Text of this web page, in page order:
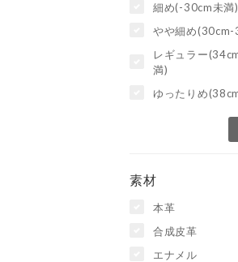
細め(-30cm未満)
やや細め(30cm-
レギュラー
満)
ゆったりめ
素材
本革
合成皮革
エナメル